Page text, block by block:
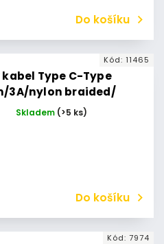
Do košíku
Type C-Type
3A/nylon braided/
Skladem (>5 ks)
Do košíku
Kód: 11465
Kód: 7974